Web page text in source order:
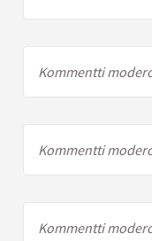
Kommentti
Kommentti
Kommentti